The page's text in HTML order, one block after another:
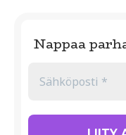
Nappaa